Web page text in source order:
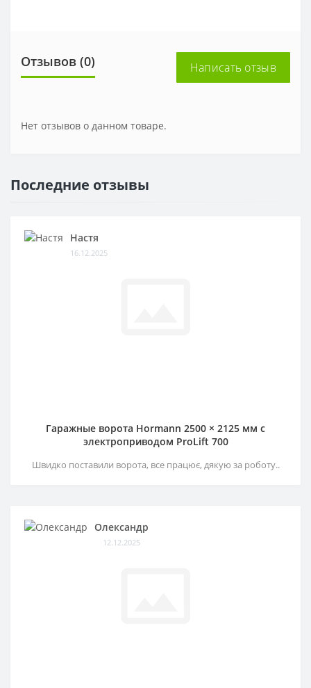
Отзывов (0) Написать отзыв
Нет отзывов о данном товаре.
Последние отзывы
Настя
16.12.2025
Гаражные ворота Hormann 2500 × 2125 мм c
электроприводом ProLift 700
Швидко поставили ворота, все працює, дякую за роботу..
Олександр
12.12.2025